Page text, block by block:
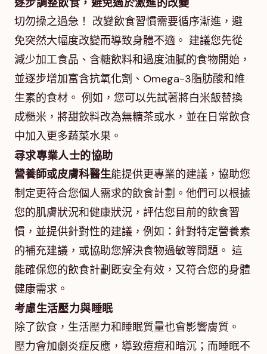
切勿操之過急！ 改變飲食習慣需要循序漸進，避
免突然大幅度改變而導致身體不適。 建議您先從
減少加工食品、含糖飲料和過度油膩的食物開始，
並逐步增加富含抗氧化劑、Omega-3脂肪酸和維
生素的食材。 例如，您可以先試著將白米飯替換
成糙米，將甜飲料改為無糖茶或水，並在日常飲食
中加入更多蔬菜水果。
尋求專業人士的協助
營養師或皮膚科醫生能提供更專業的建議，協助您
制定更符合您個人需求的飲食計劃。他們可以根據
您的肌膚狀況和健康狀況，評估您目前的飲食習
慣，並提供針對性的建議，例如：針對特定營養素
的補充建議，或協助您解決食物過敏等問題。 這
能確保您的飲食計劃既安全有效，又符合您的身體
健康需求。
考慮生活壓力與睡眠
除了飲食，生活壓力和睡眠質量也會影響膚質。
壓力會加劇炎症反應，導致痘痘和暗沉；而睡眠不